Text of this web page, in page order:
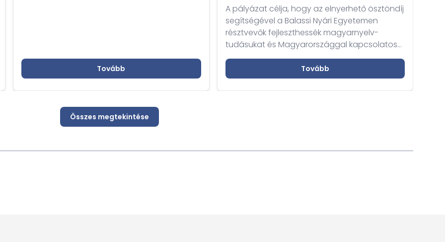
Tovább
A pályázat célja, hogy az elnyerhető ösztöndíj
segítségével a Balassi Nyári Egyetemen
résztvevők fejleszthessék magyarnyelv-
tudásukat és Magyarországgal kapcsolatos
ismereteiket elmélyíthessék és
Tovább
Összes megtekintése